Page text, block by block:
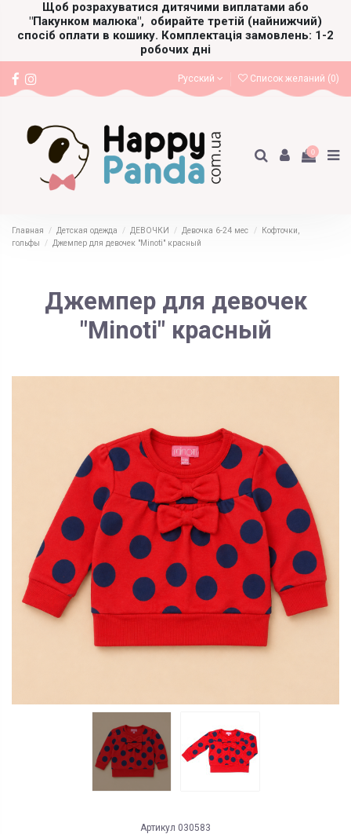
Щоб розрахуватися дитячими виплатами або
"Пакунком малюка", обирайте третій (найнижчий)
спосіб оплати в кошику. Комплектація замовлень: 1-2
робочих дні
Русский Список желаний (0)
0
Главная Детская одежда ДЕВОЧКИ Девочка 6-24 мес
Кофточки,
гольфы
Джемпер для девочек "Minoti" красный
Джемпер для девочек
"Minoti" красный
Артикул 030583